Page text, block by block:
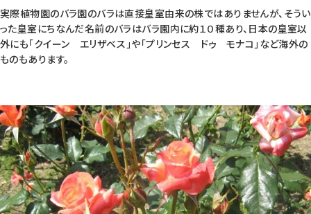
実際植物園のバラ園のバラは直接皇室由来の株ではありませんが、そうい
った皇室にちなんだ名前のバラはバラ園内に約１０種あり、日本の皇室以
外にも「クイーン エリザベス」や「プリンセス ドゥ モナコ」など海外の
ものもあります。